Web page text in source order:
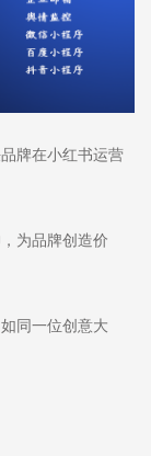
牌在小红书运营
为品牌创造价
同一位创意大